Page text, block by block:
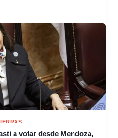
a votar desde Mendoza,